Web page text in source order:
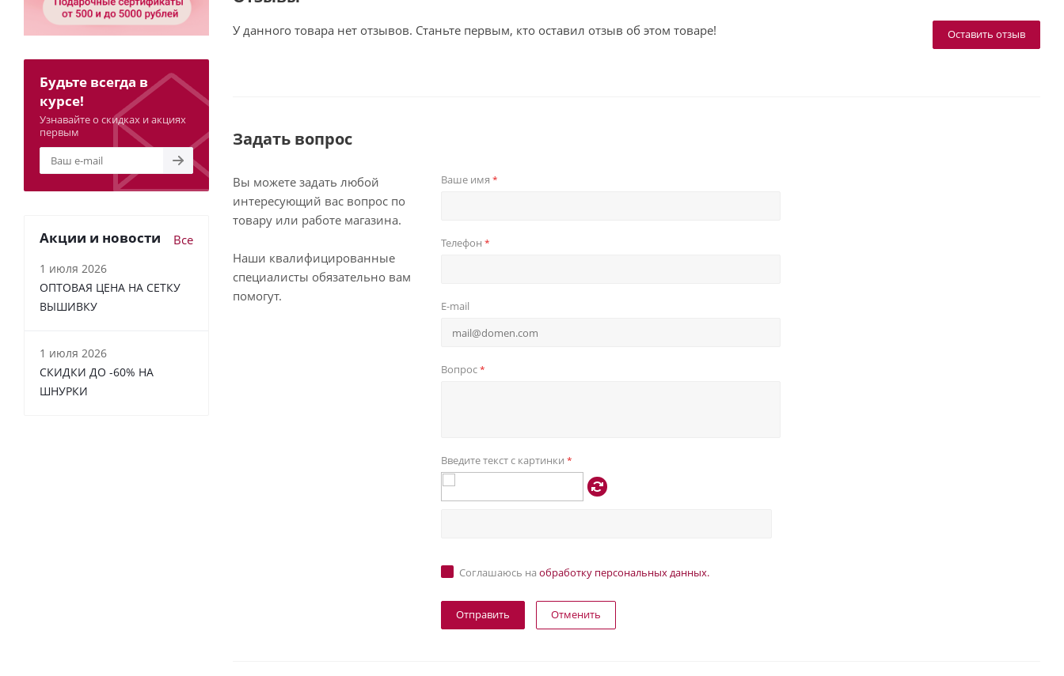
Оставить отзыв
У данного товара нет отзывов. Станьте первым, кто оставил отзыв об этом товаре!
Задать вопрос
Вы можете задать любой
интересующий вас вопрос по
товару или работе магазина.
Наши квалифицированные
специалисты обязательно вам
помогут.
Ваше имя *
Телефон *
E-mail
Вопрос*
Введите текст с картинки *
Соглашаюсь на обработку персональных данных.
Отменить
Будьте всегда в
курсе!
Узнавайте о скидках и акциях
первым
Акции и новости Все
1 июля 2026
ОПТОВАЯ ЦЕНА НА СЕТКУ
ВЫШИВКУ
1 июля 2026
СКИДКИ ДО -60% НА
ШНУРКИ